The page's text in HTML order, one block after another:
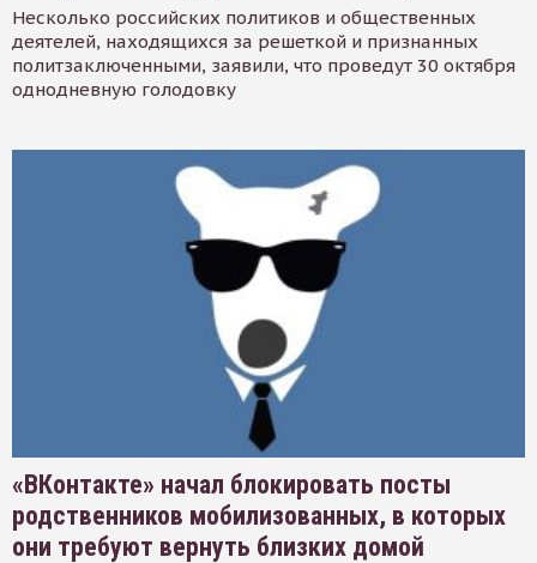
Несколько российских политиков и общественных
деятелей, находящихся за решеткой и признанных
политзаключенными, заявили, что проведут 30 октября
однодневную голодовку
«ВКонтакте» начал блокировать посты
родственников мобилизованных, в которых
они требуют вернуть близких домой